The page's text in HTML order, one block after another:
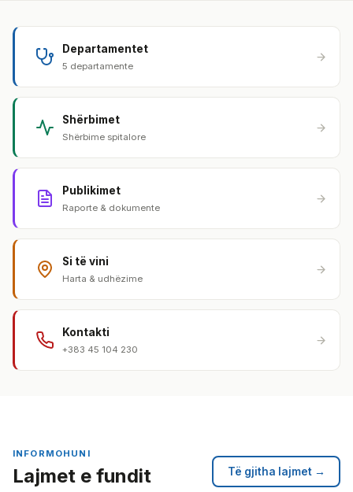
Departamentet
5 departamente
Shërbimet
Shërbime spitalore
Publikimet
Raporte & dokumente
Si të vini
Harta & udhëzime
Kontakti
+383 45 104 230
INFORMOHUNI
Lajmet e fundit Të gjitha lajmet →